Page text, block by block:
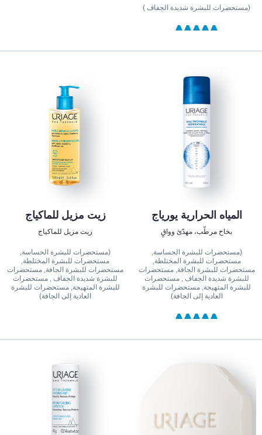
(مستحضرات للبشرة شديدة الجفاف )
المياه الحرارية يورياج
بخاخ مرطّب، مهدّئ وواقٍ
(مستحضرات للبشرة الحساسة,
مستحضرات للبشرة المختلطة,
مستحضرات للبشرة الجافة, مستحضرات
للبشرة شديدة الجفاف , مستحضرات
للبشرة المتهيجة, مستحضرات للبشرة
العادية إلى الجافة)
زيت مزيل للماكياج
زيت مزيل للماكياج
(مستحضرات للبشرة الحساسة,
مستحضرات للبشرة المختلطة,
مستحضرات للبشرة الجافة, مستحضرات
للبشرة شديدة الجفاف , مستحضرات
للبشرة المتهيجة, مستحضرات للبشرة
العادية إلى الجافة)